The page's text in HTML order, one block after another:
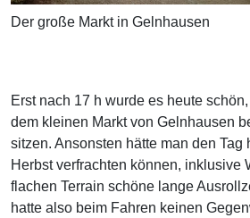
Erst nach 17 h wurde es heute
dem kleinen Markt von Gelnhausen
sitzen. Ansonsten hätte man den Tag
Herbst verfrachten können, inklusive
flachen Terrain schöne lange
hatte also beim Fahren keinen
Der große Markt in Gelnhausen